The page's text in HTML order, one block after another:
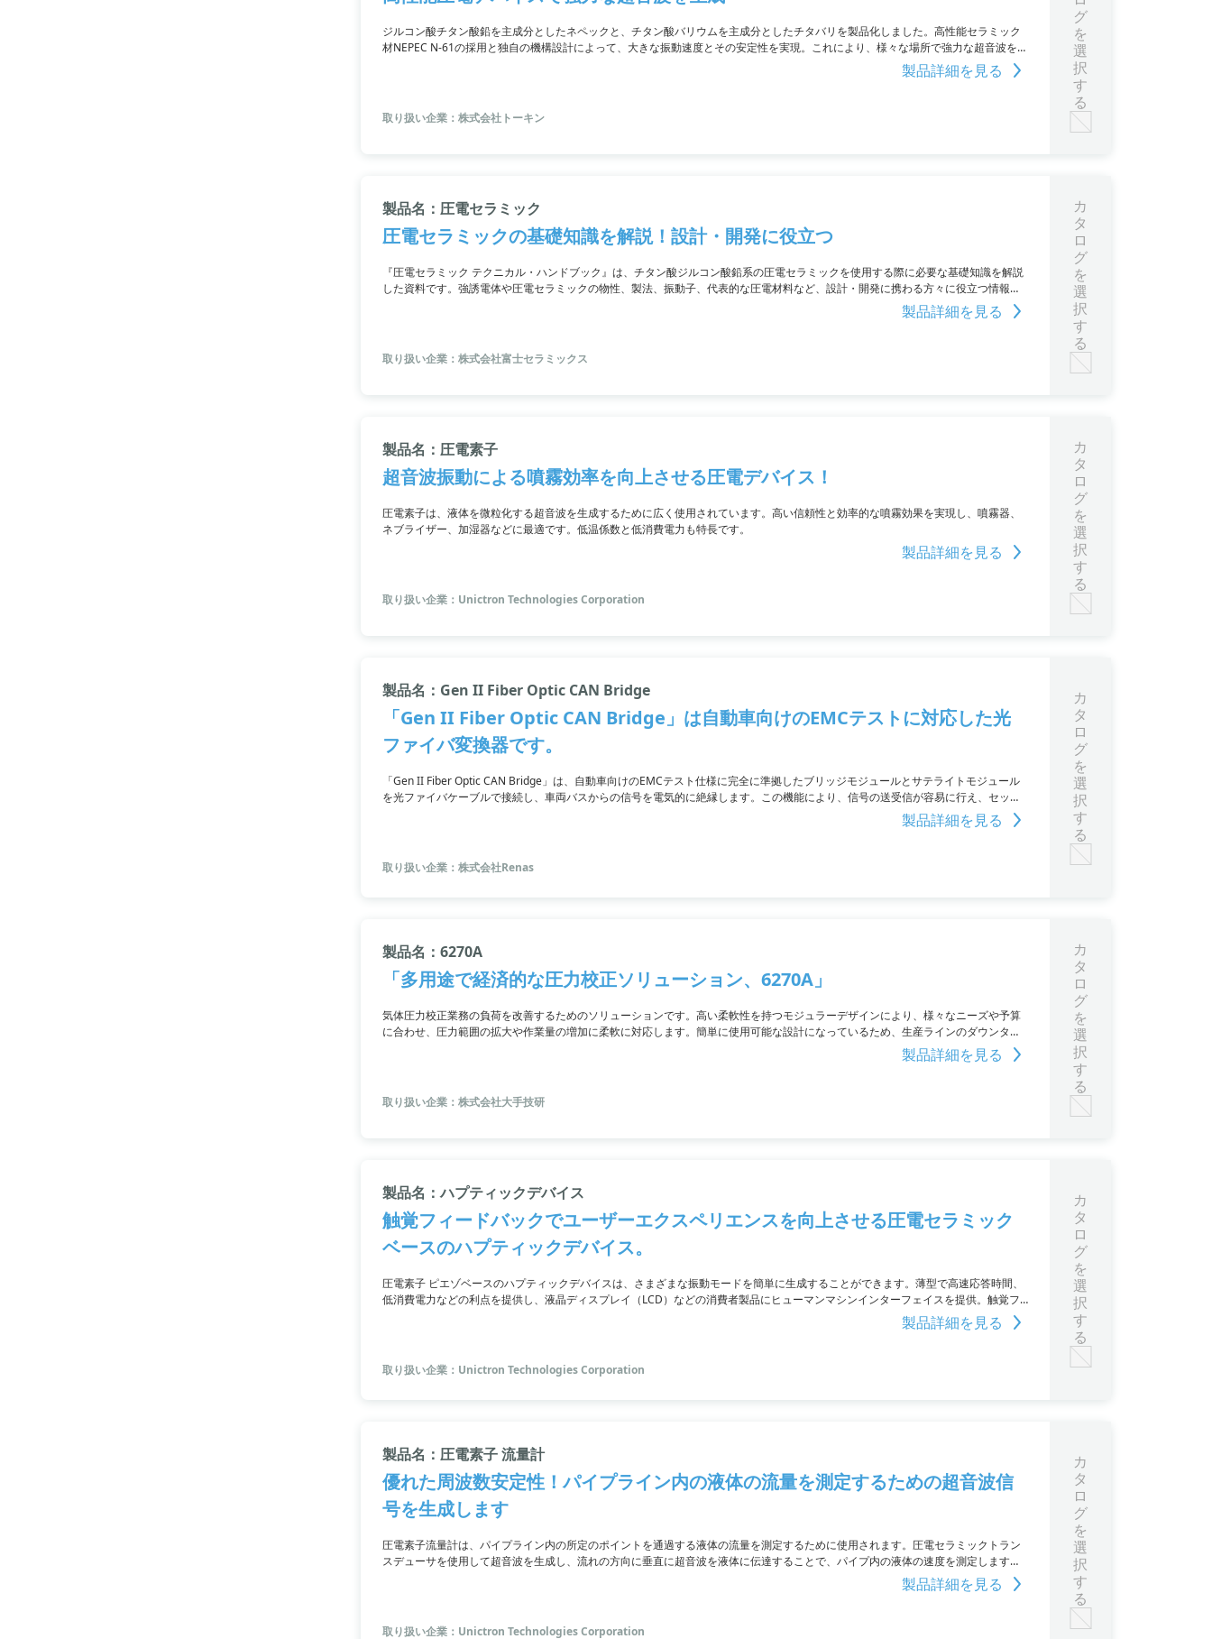
ジルコン酸チタン酸鉛を主成分としたネペックと、チタン酸バリウムを主成分としたチタバリを製品化しました。高性能セラミック
材NEPEC N-61の採用と独自の機構設計によって、大きな振動速度とその安定性を実現。これにより、様々な場所で強力な超音波を生
製品詳細を見る
取り扱い企業：株式会社トーキン
グ
を
選
択
す
る
製品名：圧電セラミック
圧電セラミックの基礎知識を解説！設計・開発に役立つ
『圧電セラミック テクニカル・ハンドブック』は、チタン酸ジルコン酸鉛系の圧電セラミックを使用する際に必要な基礎知識を解説
した資料です。強誘電体や圧電セラミックの物性、製法、振動子、代表的な圧電材料など、設計・開発に携わる方々に役立つ情報が
製品詳細を見る
取り扱い企業：株式会社富士セラミックス
カ
タ
ロ
グ
を
選
択
す
る
製品名：圧電素子
超音波振動による噴霧効率を向上させる圧電デバイス！
圧電素子は、液体を微粒化する超音波を生成するために広く使用されています。高い信頼性と効率的な噴霧効果を実現し、噴霧器、
ネブライザー、加湿器などに最適です。低温係数と低消費電力も特長です。
製品詳細を見る
取り扱い企業：Unictron Technologies Corporation
カ
タ
ロ
グ
を
選
択
す
る
製品名：Gen II Fiber Optic CAN Bridge
「Gen II Fiber Optic CAN Bridge」は自動車向けのEMCテストに対応した光
ファイバ変換器です。
「Gen II Fiber Optic CAN Bridge」は、自動車向けのEMCテスト仕様に完全に準拠したブリッジモジュールとサテライトモジュール
を光ファイバケーブルで接続し、車両バスからの信号を電気的に絶縁します。この機能により、信号の送受信が容易に行え、セット
アップが迅速になるのが特徴。すべてのCANプロトコルと互換性があり、放射妨害波や妨害波電流注入にも対応しています。
製品詳細を見る
取り扱い企業：株式会社Renas
カ
タ
ロ
グ
を
選
択
す
る
製品名：6270A
「多用途で経済的な圧力校正ソリューション、6270A」
気体圧力校正業務の負荷を改善するためのソリューションです。高い柔軟性を持つモジュラーデザインにより、様々なニーズや予算
に合わせ、圧力範囲の拡大や作業量の増加に柔軟に対応します。簡単に使用可能な設計になっているため、生産ラインのダウンタイ
ムを最小限に抑え、工場内でのメンテナンスも可能です。圧力計・センサの幅広い圧力レンジを1台で校正し、高速かつ安定した圧力
製品詳細を見る
取り扱い企業：株式会社大手技研
カ
タ
ロ
グ
を
選
択
す
る
製品名：ハプティックデバイス
触覚フィードバックでユーザーエクスペリエンスを向上させる圧電セラミック
ベースのハプティックデバイス。
圧電素子 ピエゾベースのハプティックデバイスは、さまざまな振動モードを簡単に生成することができます。薄型で高速応答時間、
低消費電力などの利点を提供し、液晶ディスプレイ（LCD）などの消費者製品にヒューマンマシンインターフェイスを提供。触覚フ
製品詳細を見る
取り扱い企業：Unictron Technologies Corporation
カ
タ
ロ
グ
を
選
択
す
る
製品名：圧電素子 流量計
優れた周波数安定性！パイプライン内の液体の流量を測定するための超音波信
号を生成します
圧電素子流量計は、パイプライン内の所定のポイントを通過する液体の流量を測定するために使用されます。圧電セラミックトラン
スデューサを使用して超音波を生成し、流れの方向に垂直に超音波を液体に伝達することで、パイプ内の液体の速度を測定します。
製品詳細を見る
取り扱い企業：Unictron Technologies Corporation
カ
タ
ロ
グ
を
選
択
す
る